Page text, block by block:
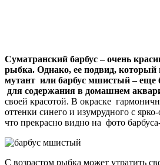
Суматранский барбус – очень
рыбка. Однако, ее подвид, который
мутант или барбус мшистый – еще
для содержания в домашнем
своей красотой. В окраске
оттенки синего и изумрудного с
что прекрасно видно на фото
С возрастом рыбка может утратить